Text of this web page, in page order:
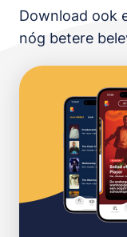
Download ook
nóg betere